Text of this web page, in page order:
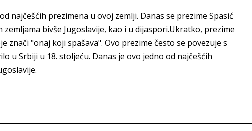
najčešćih prezimena u ovoj zemlji. Danas se prezime Spasić
bivše Jugoslavije, kao i u dijaspori.Ukratko, prezime
znači "onaj koji spašava". Ovo prezime često se povezuje s
u Srbiji u 18. stoljeću. Danas je ovo jedno od najčešćih